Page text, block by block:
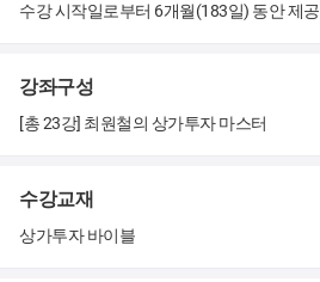
수강 시작일로부터 6개월(183일) 동안 제공
강좌구성
[총 23강] 최원철의 상가투자 마스터
수강교재
상가투자 바이블